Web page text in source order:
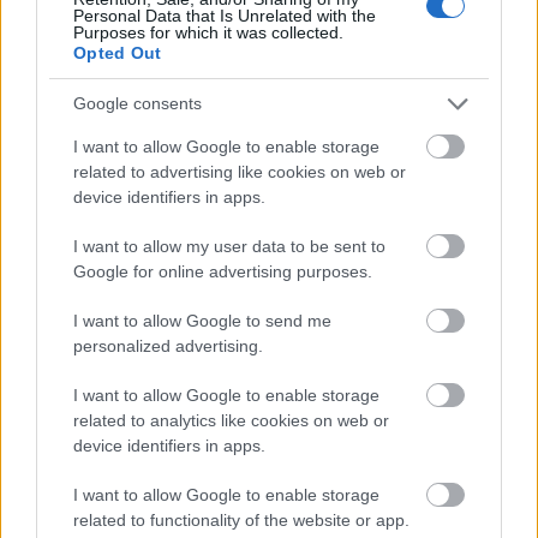
Personal Data that Is Unrelated with the
Purposes for which it was collected.
Opted Out
Google consents
I want to allow Google to enable storage
related to advertising like cookies on web or
device identifiers in apps.
I want to allow my user data to be sent to
Google for online advertising purposes.
I want to allow Google to send me
personalized advertising.
I want to allow Google to enable storage
related to analytics like cookies on web or
device identifiers in apps.
I want to allow Google to enable storage
related to functionality of the website or app.
nepogrešivu oštru i prodornu aromu fermentacije,
nagovještavajući njezine duboke, složene okuse -
ravnotežu kiselog, ljutog i umamija koja budi
osjetila.
Oko ovog središnjeg dijela, scena je pažljivo
ukrašena sirovim sastojcima koji kimchi čine tako
cijenjenim jelom. Jarko narančaste mrkve, čija se
njihovu zemljanu slatkoću i hrskav zalogaj. Zrele
crvene rajčice, sjajne i punašne, sugeriraju svježinu
kimchiju, doprinoseći dojmu obilja i zdravlja. Glavice
češnjaka, čije su papirnate ljuske oguljene tek
toliko da otkriju češnjeve unutra, naglašavaju oštar,
pikantan prizvuk koji češnjak daje jelu. Zeleno
lisnato povrće širi se prema van, simbolizirajući
obilnu žetvu korejskih poljoprivrednih površina,
dok njihove hrskave, žilnate teksture prekrasno
kontrastiraju s glatkim krivuljama zdjele. Svaki